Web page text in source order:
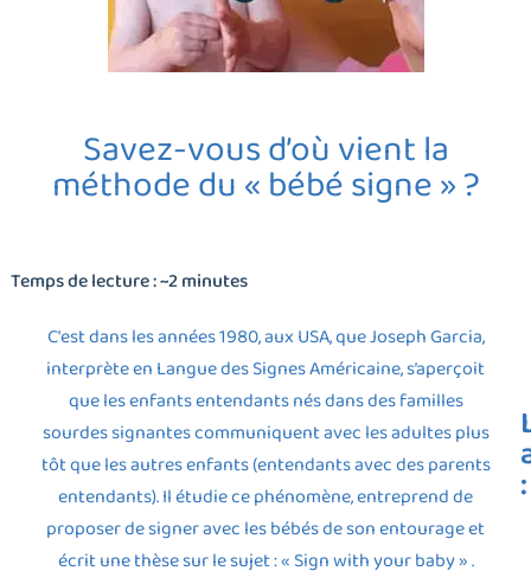
Savez-vous d’où vient la
méthode du « bébé signe » ?
Temps de lecture : ~2 minutes
C'est dans les années 1980, aux USA, que Joseph Garcia,
interprète en Langue des Signes Américaine, s’aperçoit
que les enfants entendants nés dans des familles
sourdes signantes communiquent avec les adultes plus
tôt que les autres enfants (entendants avec des parents
entendants). Il étudie ce phénomène, entreprend de
proposer de signer avec les bébés de son entourage et
écrit une thèse sur le sujet : « Sign with your baby » .
: